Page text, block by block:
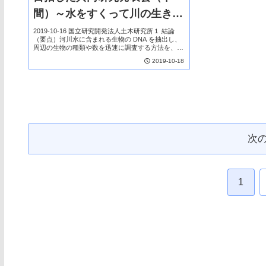
間）～水をすくって川の生き物
を特定～
2019-10-16 国立研究開発法人土木研究所１ 結論
（要点）河川水に含まれる生物の DNA を抽出し、
周辺の生物の種類や数を迅速に調査する方法を、環
川管理の現場で活用することを目指し... 2019-10-18
次
1